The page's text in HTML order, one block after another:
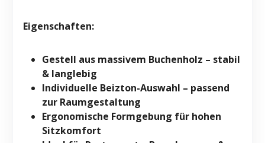
Eigenschaften:
Gestell aus massivem Buchenholz – stabil
& langlebig
Individuelle Beizton-Auswahl – passend
zur Raumgestaltung
Ergonomische Formgebung für hohen
Sitzkomfort